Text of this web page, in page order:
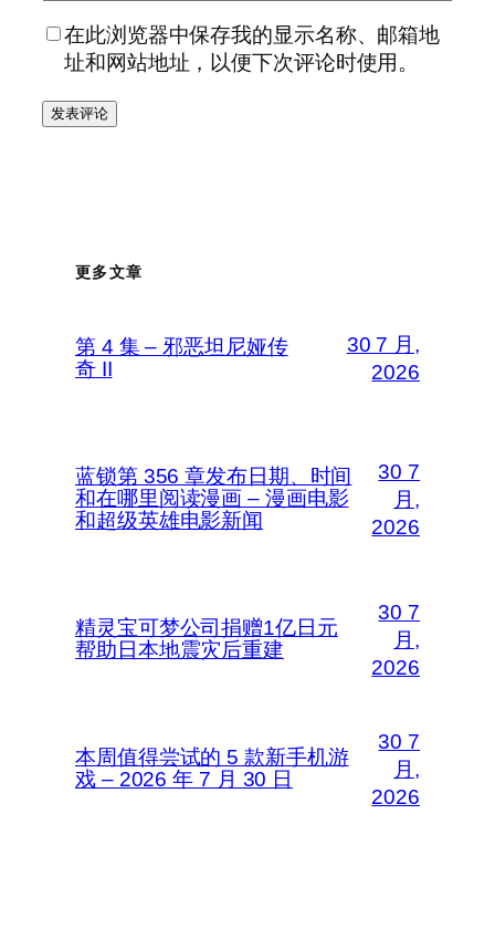
在此浏览器中保存我的显示名称、邮箱地
址和网站地址，以便下次评论时使用。
更多文章
第 4 集 – 邪恶坦尼娅传
奇 II
30 7 月,
2026
蓝锁第 356 章发布日期、时间
和在哪里阅读漫画 – 漫画电影
和超级英雄电影新闻
30 7
月,
2026
精灵宝可梦公司捐赠1亿日元
帮助日本地震灾后重建
30 7
月,
2026
本周值得尝试的 5 款新手机游
戏 – 2026 年 7 月 30 日
30 7
月,
2026